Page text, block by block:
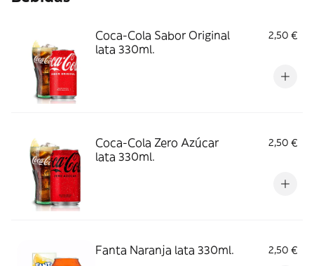
Coca-Cola Sabor Original
lata 330ml.
2,50 €
Coca-Cola Zero Azúcar
lata 330ml.
2,50 €
Fanta Naranja lata 330ml. 2,50 €